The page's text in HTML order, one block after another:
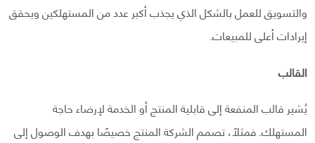
والتسويق للعمل بالشكل الذي يجذب أكبر عدد من المستهلكين ويحقق
إيرادات أعلى للمبيعات.
القالب
يُشير قالب المنفعة إلى قابلية المنتج أو الخدمة لإرضاء حاجة
المستهلك. فمثلًا، تصمم الشركة المنتج خصيصًا بهدف الوصول إلى